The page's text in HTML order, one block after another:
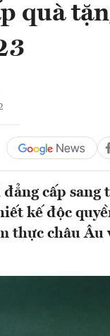
quà
cấp sang
kế độc
thực châu Âu